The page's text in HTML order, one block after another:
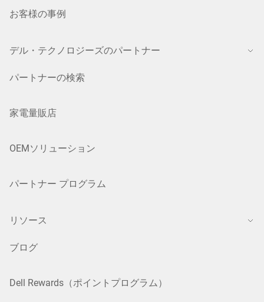
お客様の事例
デル・テクノロジーズのパートナー
パートナーの検索
家電量販店
OEMソリューション
パートナー プログラム
リソース
ブログ
Dell Rewards（ポイントプログラム）